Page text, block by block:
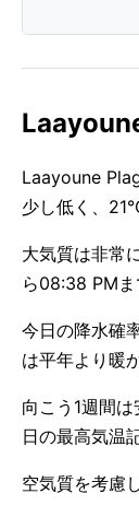
Laayoune
少し低く、
大気質は非常
ら08:38 PM
今日の降水確
は平年より暖
向こう1週間
日の最高気温
空気質を考慮